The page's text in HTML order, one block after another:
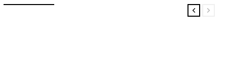
Previous
Next